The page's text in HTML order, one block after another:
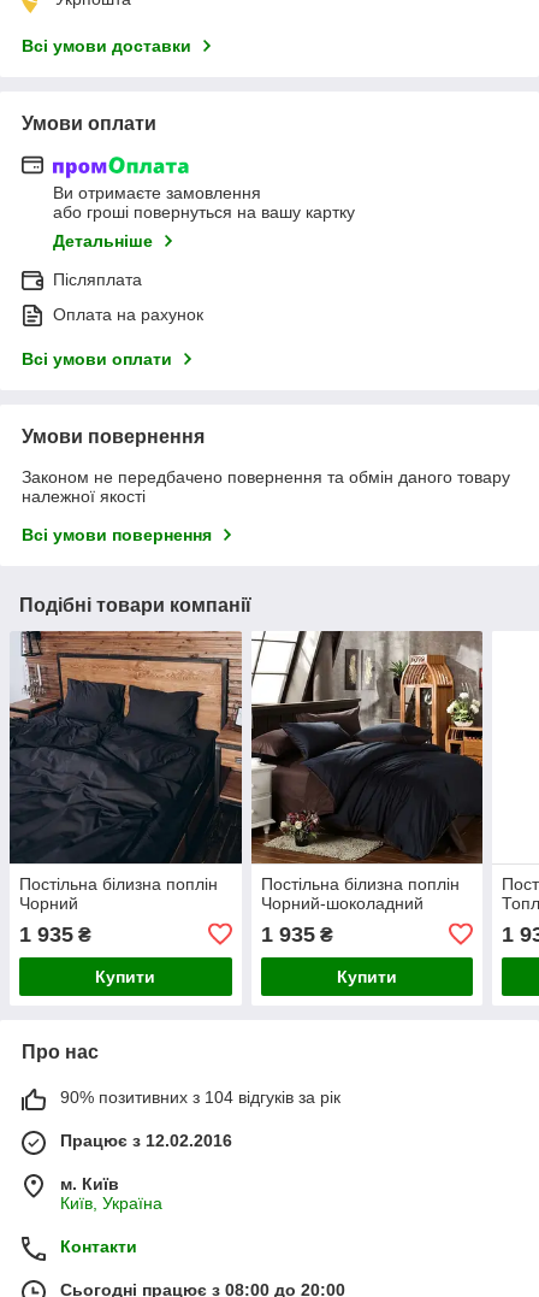
Всі умови доставки
Умови оплати
Ви отримаєте замовлення
або гроші повернуться на вашу картку
Детальніше
Післяплата
Оплата на рахунок
Всі умови оплати
Умови повернення
Законом не передбачено повернення та обмін даного товару
належної якості
Всі умови повернення
Подібні товари компанії
Постільна білизна поплін
Чорний
1 935 ₴
Купити
Постільна білизна поплін
Чорний-шоколадний
1 935₴
Купити
1
Про нас
90% позитивних з 104 відгуків за рік
Працює з 12.02.2016
м. Київ
Київ, Україна
Контакти
Сьогодні працює з 08:00 до 20:00